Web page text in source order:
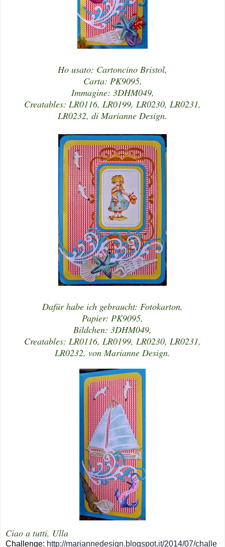
Ho usato: Cartoncino Bristol,
Carta: PK9095,
Immagine: 3DHM049,
Creatables: LR0116, LR0199, LR0230, LR0231,
LR0232, di Marianne Design.
Dafür habe ich gebraucht: Fotokarton,
Papier: PK9095,
Bildchen: 3DHM049,
Creatables: LR0116, LR0199, LR0230, LR0231,
LR0232, von Marianne Design.
Ciao a tutti, Ulla
Challenge: http://mariannedesign.blogspot.it/2014/07/challe